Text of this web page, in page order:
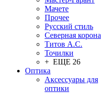
Мачете
Прочее
Русский стиль
Северная корона
Титов А.С.
Точилки
+ ЕЩЕ 26
Оптика
Аксессуары для
оптики